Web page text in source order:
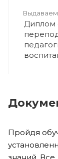
Диплом
Пройдя